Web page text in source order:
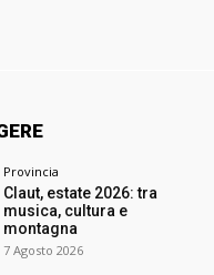
Provincia
Claut, estate 2026: tra
musica, cultura e
montagna
7 Agosto 2026